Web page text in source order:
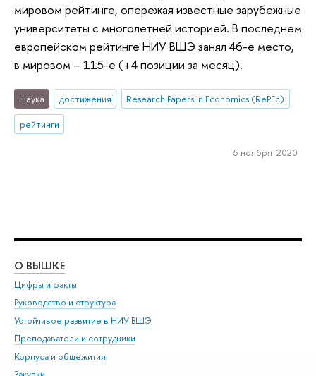
мировом рейтинге, опережая известные зарубежные
университеты с многолетней историей. В последнем
европейском рейтинге НИУ ВШЭ занял 46-е место,
в мировом – 115-е (+4 позиции за месяц).
Наука достижения
Research Papers in Economics (RePEc)
рейтинги
5 ноября 2020
О ВЫШКЕ
Цифры и факты
Руководство и структура
Устойчивое развитие в НИУ ВШЭ
Преподаватели и сотрудники
Корпуса и общежития